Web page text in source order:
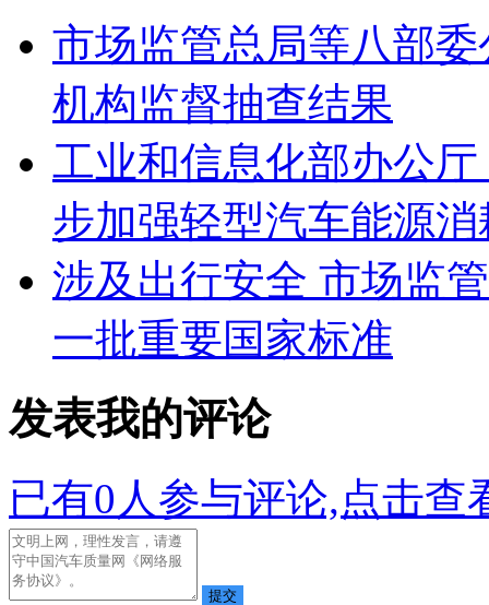
市场监管总局等八部
机构监督抽查结果
工业和信息化部办公
步加强轻型汽车能源
涉及出行安全 市场监
一批重要国家标准
发表我的评论
已有0 人参与评论,点击查